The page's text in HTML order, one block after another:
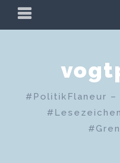
Zum
PRIMÄRES
MENÜ
#PolitikFlaneur